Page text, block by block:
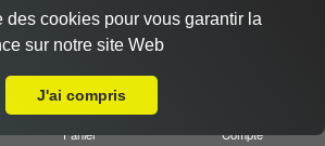
fromage, viande hachée,
Panier Compte
des cookies pour vous garantir la
sur notre site Web
J'ai compris